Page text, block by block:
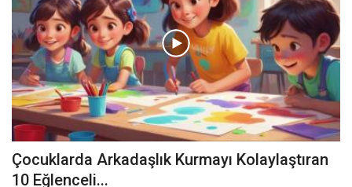
Çocuklarda Arkadaşlık Kurmayı Kolaylaştıran
10 Eğlenceli...